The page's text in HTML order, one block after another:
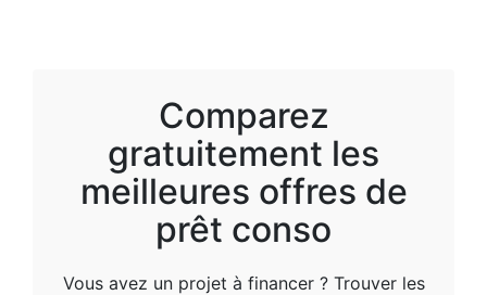
Comparez
gratuitement les
meilleures offres de
prêt conso
Vous avez un projet à financer ? Trouver les